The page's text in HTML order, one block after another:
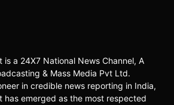
is a 24X7 National News Channel, A
& Mass Media Pvt Ltd.
in credible news reporting in India,
has emerged as the most respected